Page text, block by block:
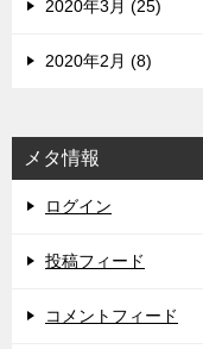
2020年3月 (25)
2020年2月 (8)
メタ情報
ログイン
投稿フィード
コメントフィード